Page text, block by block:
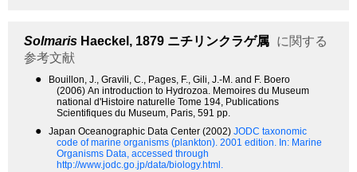
Solmaris Haeckel, 1879 ニチリンクラゲ属 に関する
参考文献
●
Bouillon, J., Gravili, C., Pages, F., Gili, J.-M. and F. Boero
(2006) An introduction to Hydrozoa. Memoires du Museum
national d'Histoire naturelle Tome 194, Publications
Scientifiques du Museum, Paris, 591 pp.
● Japan Oceanographic Data Center (2002) JODC taxonomic
code of marine organisms (plankton). 2001 edition. In: Marine
Organisms Data, accessed through
http://www.jodc.go.jp/data/biology.html.